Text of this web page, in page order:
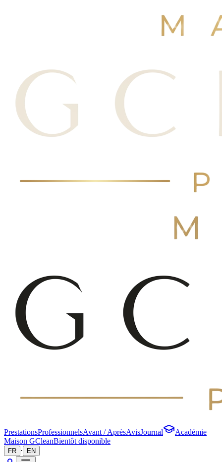
PrestationsProfessionnelsAvant / AprèsAvisJournal
Académie
Maison GCleanBientôt disponible
FR · EN